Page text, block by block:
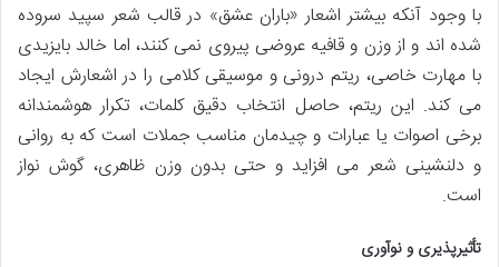
با وجود آنکه بیشتر اشعار «باران عشق» در قالب شعر سپید سروده
شده اند و از وزن و قافیه عروضی پیروی نمی کنند، اما خالد بایزیدی
با مهارت خاصی، ریتم درونی و موسیقی کلامی را در اشعارش ایجاد
می کند. این ریتم، حاصل انتخاب دقیق کلمات، تکرار هوشمندانه
برخی اصوات یا عبارات و چیدمان مناسب جملات است که به روانی
و دلنشینی شعر می افزاید و حتی بدون وزن ظاهری، گوش نواز
است.
تأثیرپذیری و نوآوری